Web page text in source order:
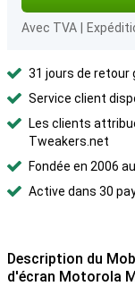
Avec TVA
31 jours de retour
Service client
Les clients
Tweakers.net
Fondée en 2006
Active dans 30
Description du
d'écran Motorola